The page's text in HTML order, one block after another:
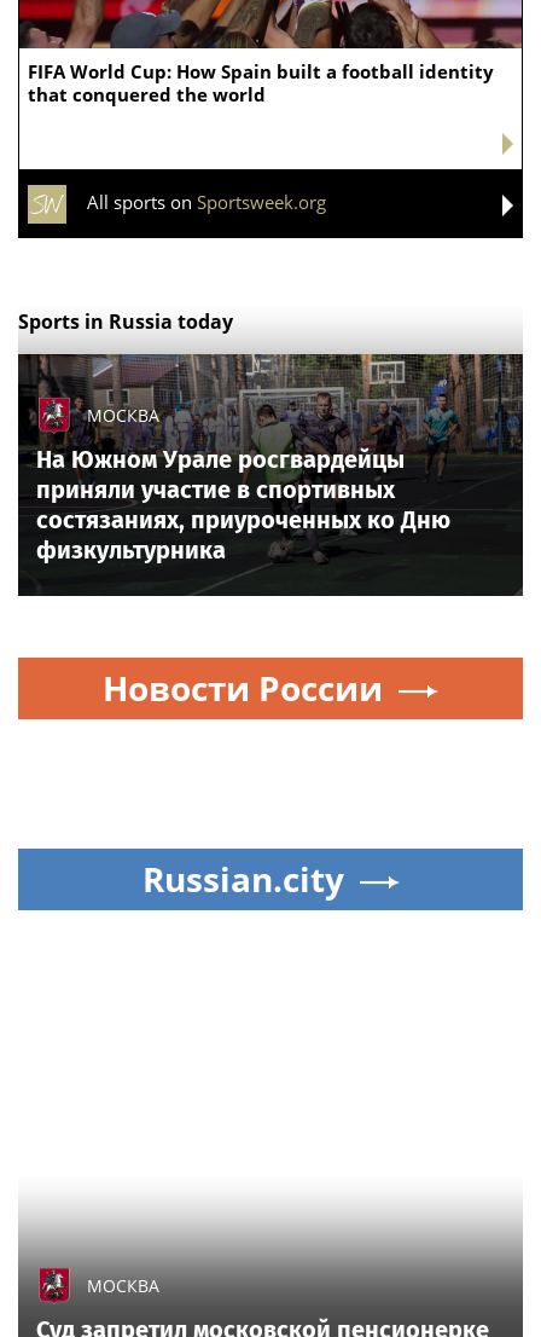
FIFA World Cup: How Spain built a football identity
that conquered the world
All sports on Sportsweek.org
Sports in Russia today
МОСКВА
На Южном Урале росгвардейцы
приняли участие в спортивных
состязаниях, приуроченных ко Дню
физкультурника
Новости России
Russian.city
МОСКВА
Суд запретил московской пенсионерке